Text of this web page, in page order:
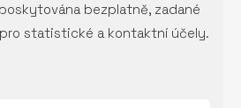
bezplatně, zadané
statistické a kontaktní účely.